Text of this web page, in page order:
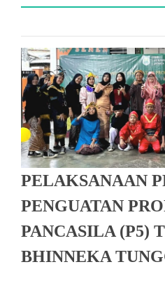
PELAKSANAAN
PENGUATAN
PANCASILA (P5)
BHINNEKA